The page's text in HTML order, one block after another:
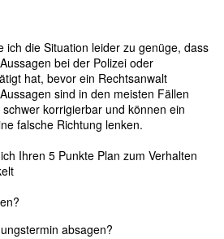
ich die Situation leider zu genüge, dass
bei der Polizei oder
hat, bevor ein Rechtsanwalt
sind in den meisten Fällen
korrigierbar und können ein
falsche Richtung lenken.
Ihren 5 Punkte Plan zum Verhalten
absagen?